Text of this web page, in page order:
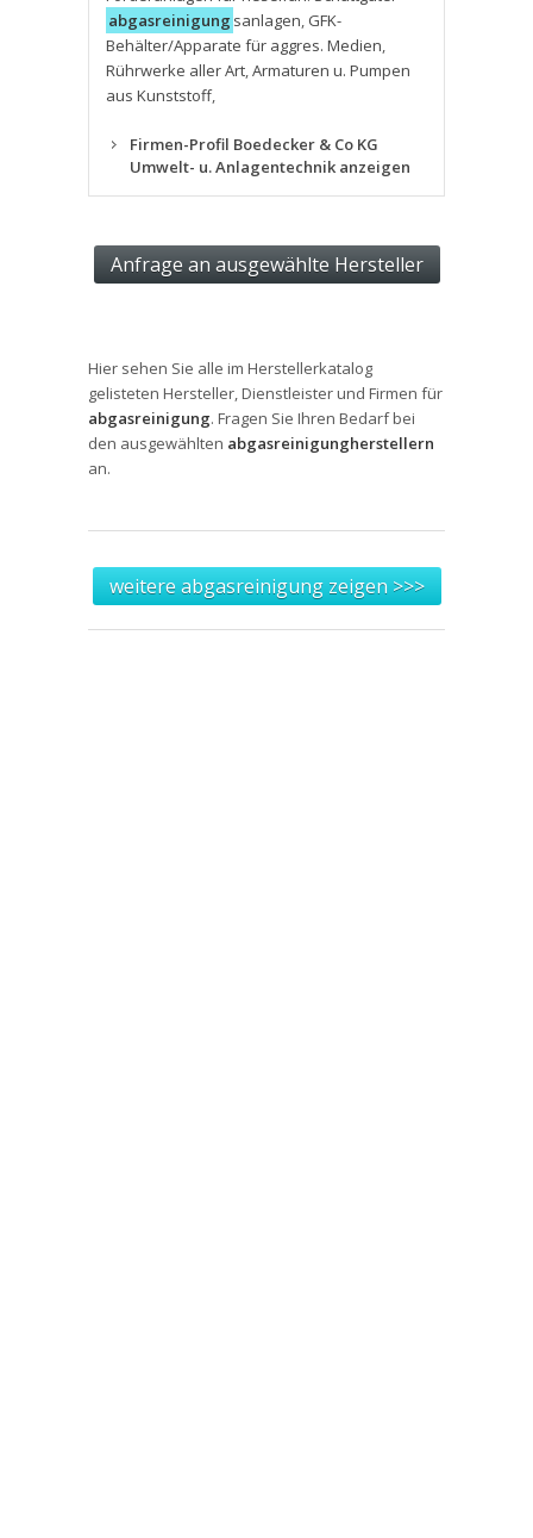
abgasreinigung sanlagen, GFK-
Behälter/Apparate für aggres. Medien,
Rührwerke aller Art,Armaturen u. Pumpen
aus Kunststoff,
Firmen-Profil Boedecker & Co KG
Umwelt- u. Anlagentechnik anzeigen
Hier sehen Sie alle im Herstellerkatalog
gelisteten Hersteller, Dienstleister und Firmen für
abgasreinigung. Fragen Sie Ihren Bedarf bei
den ausgewählten abgasreinigungherstellern
an.
weitere abgasreinigung zeigen >>>